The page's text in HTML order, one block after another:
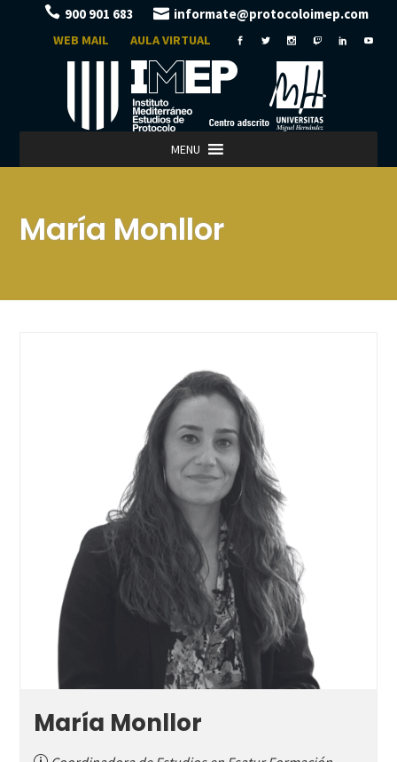
900 901 683 informate@protocoloimep.com
WEB MAIL AULA VIRTUAL
MENU
María Monllor
María Monllor